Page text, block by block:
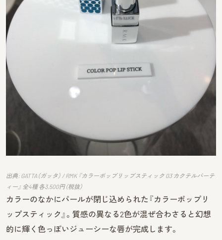
出典: GATTA（ガッタ） / RMK 『カラーポップリップスティック 03 カクテルパーテ
ィー』 全4種 各3,500円（税抜）
カラーのなかにパールが閉じ込められた『カラーポップリ
ップスティック』。質感の異なる2色が混ぜ合わさると幻想
的に輝く色っぽいジューシーな唇が完成します。